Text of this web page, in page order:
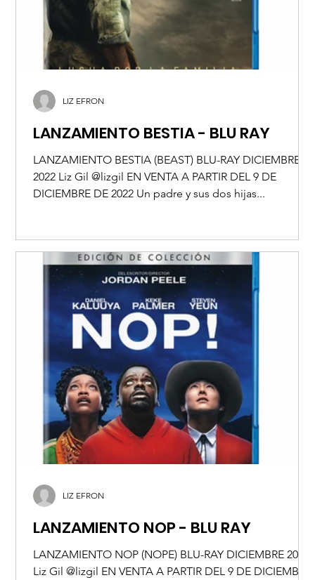
LANZAMIENTO BESTIA - BLU RAY
LANZAMIENTO BESTIA (BEAST) BLU-RAY DICIEMBRE
2022 Liz Gil @lizgil EN VENTA A PARTIR DEL 9 DE
DICIEMBRE DE 2022 Un padre y sus dos hijas...
LIZ EFRON
LANZAMIENTO NOP - BLU RAY
LANZAMIENTO NOP (NOPE) BLU-RAY DICIEMBRE 2022
Liz Gil @lizgil EN VENTA A PARTIR DEL 9 DE DICIEMBRE
LIZ EFRON